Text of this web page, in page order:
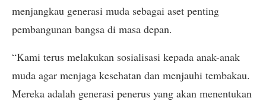
menjangkau generasi muda sebagai aset penting
pembangunan bangsa di masa depan.
“Kami terus melakukan sosialisasi kepada anak-anak
muda agar menjaga kesehatan dan menjauhi tembakau.
Mereka adalah generasi penerus yang akan menentukan